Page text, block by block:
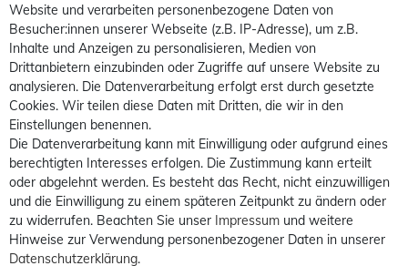
Website und verarbeiten personenbezogene Daten von
Besucher:innen unserer Webseite (z.B. IP-Adresse), um z.B.
Inhalte und Anzeigen zu personalisieren, Medien von
Drittanbietern einzubinden oder Zugriffe auf unsere Website zu
analysieren. Die Datenverarbeitung erfolgt erst durch gesetzte
Cookies. Wir teilen diese Daten mit Dritten, die wir in den
Einstellungen benennen.
Die Datenverarbeitung kann mit Einwilligung oder aufgrund eines
berechtigten Interesses erfolgen. Die Zustimmung kann erteilt
oder abgelehnt werden. Es besteht das Recht, nicht einzuwilligen
und die Einwilligung zu einem späteren Zeitpunkt zu ändern oder
zu widerrufen. Beachten Sie unser Impressum und weitere
Hinweise zur Verwendung personenbezogener Daten in unserer
Daten­schutz­erklärung.